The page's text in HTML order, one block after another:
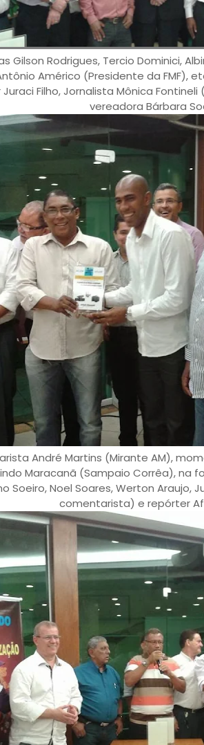
Gilson Rodrigues, Tercio Dominici,
Américo (Presidente da FMF),
Juraci Filho, Jornalista Mônica
vereadora Bárbara
André Martins (Mirante AM),
Maracanã (Sampaio Corrêa), na
Soeiro, Noel Soares, Werton Araujo,
comentarista) e repórter